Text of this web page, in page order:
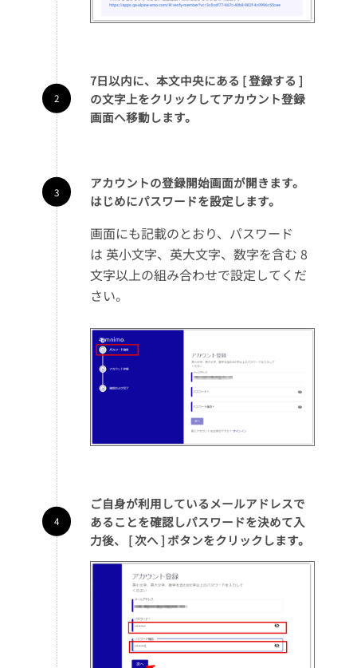
7日以内に、本文中央にある [ 登録する ]
の文字上をクリックしてアカウント登録
画面へ移動します。
アカウントの登録開始画面が開きます。
はじめにパスワードを設定します。
画面にも記載のとおり、パスワード
は 英小文字、英大文字、数字を含む 8
文字以上の組み合わせで設定してくだ
さい。
ご自身が利用しているメールアドレスで
あることを確認しパスワードを決めて入
力後、 [ 次へ ] ボタンをクリックします。